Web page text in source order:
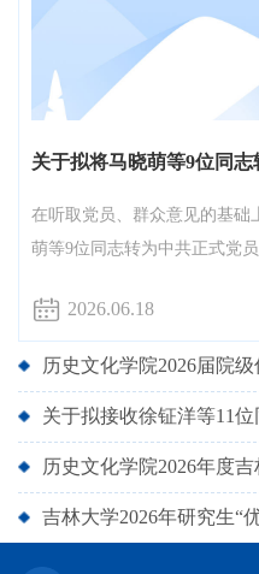
关于拟将马晓萌等9位同
在听取党员、群众意见的基础
萌等9位同志转为中共正式党
（公示时间为5个工作日）。
映问题应实事求是、客观公
2026.06.18